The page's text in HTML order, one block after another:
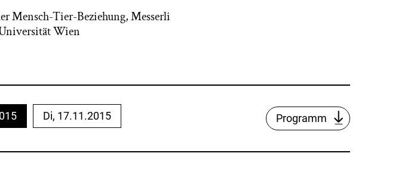
Mensch-Tier-Beziehung, Messerli
Wien
Di, 17.11.2015 Programm